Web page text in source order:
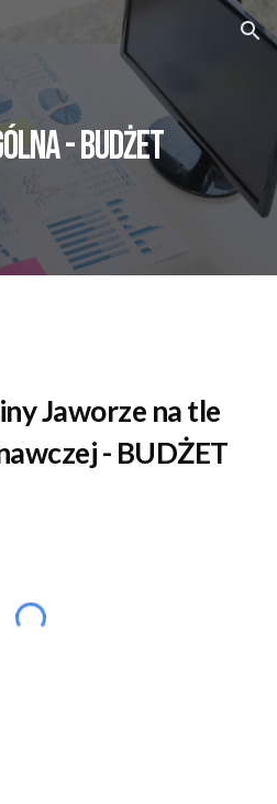
Skip to navigation
-BUDŻET
Jaworze na tle
- BUDŻET